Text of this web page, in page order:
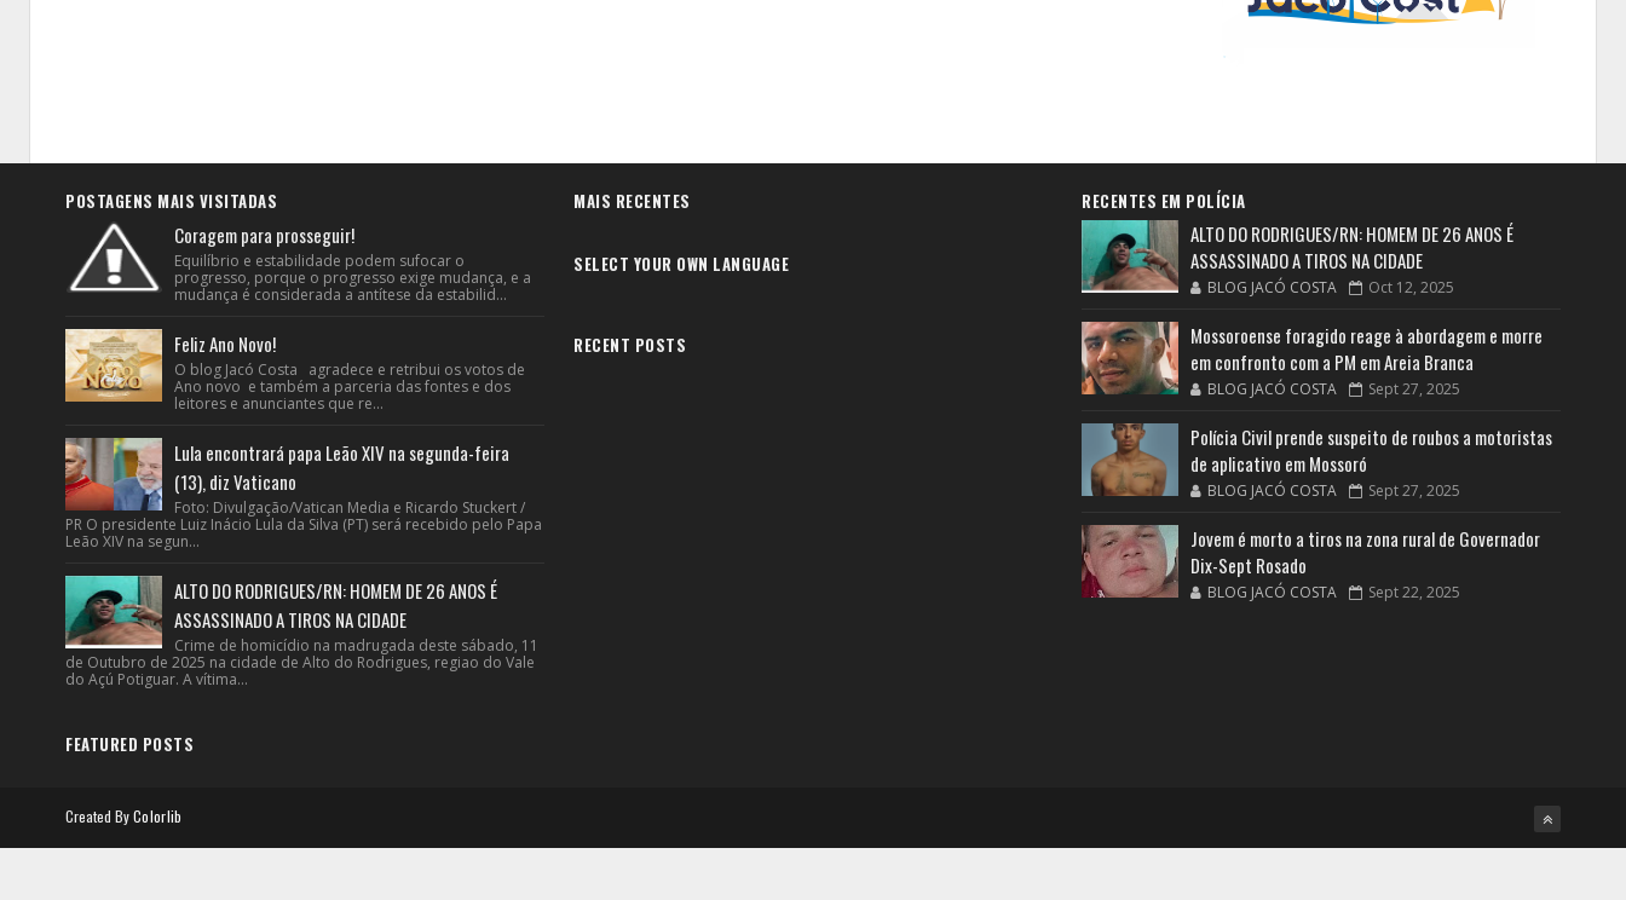
POSTAGENS MAIS VISITADAS
Coragem para prosseguir!
Equilíbrio e estabilidade podem sufocar o
progresso, porque o progresso exige mudança, e a
mudança é considerada a antítese da estabilid...
Feliz Ano Novo!
O blog Jacó Costa agradece e retribui os votos de
Ano novo e também a parceria das fontes e dos
leitores e anunciantes que re...
Lula encontrará papa Leão XIV na segunda-feira
(13), diz Vaticano
Foto: Divulgação/Vatican Media e Ricardo Stuckert /
PR O presidente Luiz Inácio Lula da Silva (PT) será recebido pelo Papa
Leão XIV na segun...
ALTO DO RODRIGUES/RN: HOMEM DE 26 ANOS É
ASSASSINADO A TIROS NA CIDADE
Crime de homicídio na madrugada deste sábado, 11
de Outubro de 2025 na cidade de Alto do Rodrigues, regiao do Vale
do Açú Potiguar. A vítima...
FEATURED POSTS
MAIS RECENTES
SELECT YOUR OWN LANGUAGE
RECENT POSTS
RECENTES EM POLÍCIA
ALTO DO RODRIGUES/RN: HOMEM DE 26 ANOS É
ASSASSINADO A TIROS NA CIDADE
BLOG JACÓ COSTA Oct 12, 2025
Mossoroense foragido reage à abordagem e morre
em confronto com a PM em Areia Branca
BLOG JACÓ COSTA Sept 27, 2025
Polícia Civil prende suspeito de roubos a motoristas
de aplicativo em Mossoró
BLOG JACÓ COSTA Sept 27, 2025
Jovem é morto a tiros na zona rural de Governador
Dix-Sept Rosado
BLOG JACÓ COSTA Sept 22, 2025
Created ByColorlib